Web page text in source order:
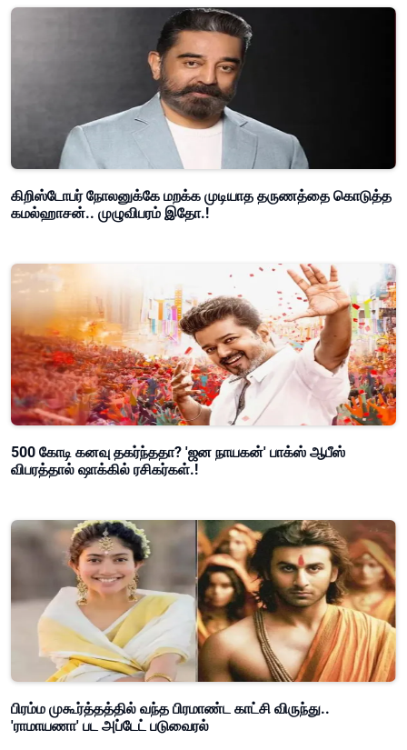
கிறிஸ்டோபர் நோலனுக்கே மறக்க முடியாத தருணத்தை கொடுத்த
கமல்ஹாசன்.. முழுவிபரம் இதோ.!
500 கோடி கனவு தகர்ந்ததா? 'ஜன நாயகன்' பாக்ஸ் ஆபீஸ்
விபரத்தால் ஷாக்கில் ரசிகர்கள்.!
பிரம்ம முகூர்த்தத்தில் வந்த பிரமாண்ட காட்சி விருந்து..
'ராமாயணா' பட அப்டேட் படுவைரல்